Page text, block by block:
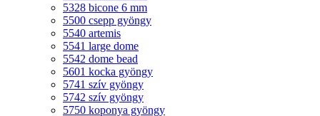
5328 bicone 6 mm
5500 csepp gyöngy
5540 artemis
5541 large dome
5542 dome bead
5601 kocka gyöngy
5741 szív gyöngy
5742 szív gyöngy
5750 koponya gyöngy